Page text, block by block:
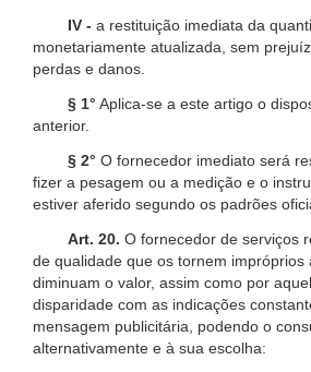
IV - a restituição imediata da
monetariamente atualizada, sem
perdas e danos.
§ 1° Aplica-se a este artigo o
anterior.
§ 2° O fornecedor imediato será
fizer a pesagem ou a medição e o
estiver aferido segundo os padrões
Art. 20. O fornecedor de serviços
de qualidade que os tornem impróprios
diminuam o valor, assim como por
disparidade com as indicações
mensagem publicitária, podendo o
alternativamente e à sua escolha: